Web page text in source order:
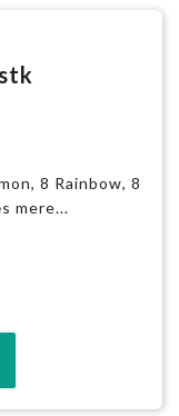
8 Rainbow, 8
mere...